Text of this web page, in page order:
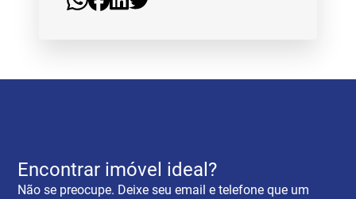
Encontrar imóvel ideal?
Não se preocupe. Deixe seu email e telefone que um